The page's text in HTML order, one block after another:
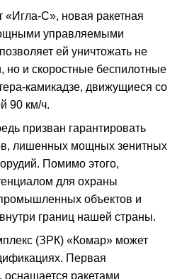
«Игла-С», новая ракетная
управляемыми
ей уничтожать не
но и скоростные беспилотные
камикадзе, движущиеся со
90 км/ч.
призван гарантировать
лишенных мощных зенитных
Помимо этого,
для охраны
объектов и
границ нашей страны.
(ЗРК) «Комар» может
Первая
ракетами